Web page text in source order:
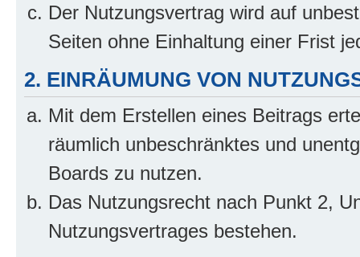
Der Nutzungsvertrag wird auf
Seiten ohne Einhaltung einer Frist
2. EINRÄUMUNG VON
Mit dem Erstellen eines Beitrags
räumlich unbeschränktes und
Boards zu nutzen.
Das Nutzungsrecht nach Punkt 2,
Nutzungsvertrages bestehen.